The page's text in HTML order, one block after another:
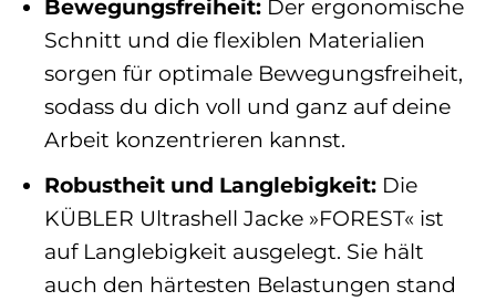
Bewegungsfreiheit:Der ergonomische
Schnitt und die flexiblen Materialien
sorgen für optimale Bewegungsfreiheit,
sodass du dich voll und ganz auf deine
Arbeit konzentrieren kannst.
Robustheit und Langlebigkeit:Die
KÜBLER Ultrashell Jacke »FOREST« ist
auf Langlebigkeit ausgelegt. Sie hält
auch den härtesten Belastungen stand